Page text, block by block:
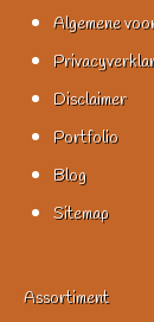
Algemene
Disclaimer
Portfolio
Blog
Sitemap
Assortiment